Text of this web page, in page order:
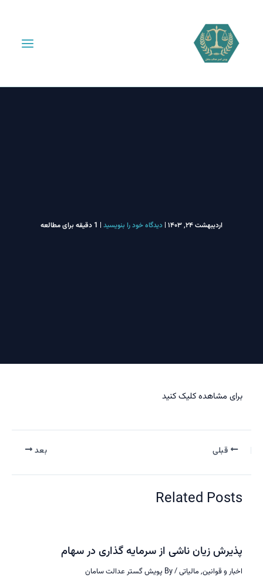
اردیبهشت ۲۴, ۱۴۰۳ |دیدگاه‌ خود را بنویسید|1 دقیقه برای مطالعه
برای مشاهده کلیک کنید
قبلی
Related Posts
پذیرش زیان ناشی از سرمایه گذاری در سهام
اخبار و قوانین,مالیاتی/ By پویش گستر عدالت سامان